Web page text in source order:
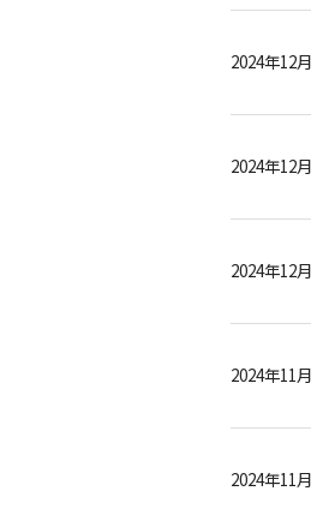
2024年12
2024年12
2024年12
2024年11
2024年11